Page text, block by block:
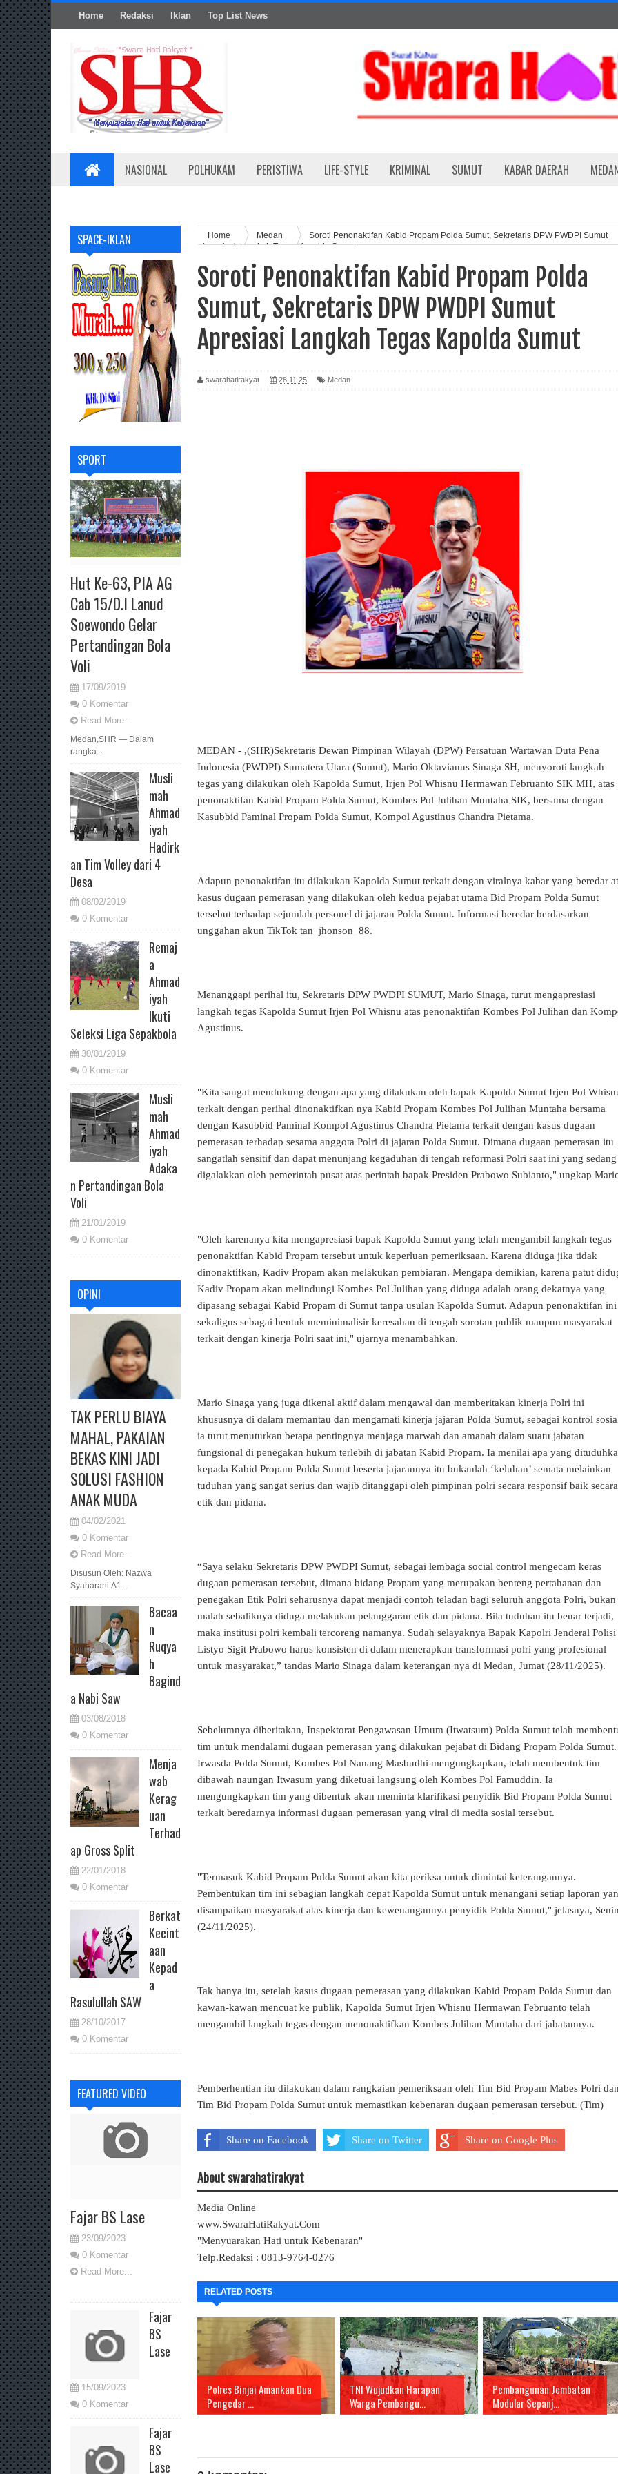
Home Redaksi Iklan Top List News
NASIONAL POLHUKAM PERISTIWA LIFE-STYLE KRIMINAL SUMUT KABAR DAERAH
SPACE-IKLAN
SPORT
Hut Ke-63, PIA AG
Cab 15/D.I Lanud
Soewondo Gelar
Pertandingan Bola
Voli
17/09/2019
0 Komentar
Read More...
Medan,SHR — Dalam
rangka...
Musli
mah
Ahmad
iyah
Hadirk
an Tim Volley dari 4
Desa
08/02/2019
0 Komentar
Remaj
a
Ahmad
iyah
Ikuti
Seleksi Liga Sepakbola
30/01/2019
0 Komentar
Musli
mah
Ahmad
iyah
Adaka
n Pertandingan Bola
Voli
21/01/2019
0 Komentar
OPINI
TAK PERLU BIAYA
MAHAL, PAKAIAN
BEKAS KINI JADI
SOLUSI FASHION
ANAK MUDA
04/02/2021
0 Komentar
Read More...
Disusun Oleh: Nazwa
Syaharani.A1...
Bacaa
n
Ruqya
h
Bagind
a Nabi Saw
03/08/2018
0 Komentar
Menja
wab
Kerag
uan
Terhad
ap Gross Split
22/01/2018
0 Komentar
Berkat
Kecint
aan
Kepad
a
Rasulullah SAW
28/10/2017
0 Komentar
FEATURED VIDEO
Fajar BS Lase
23/09/2023
0 Komentar
Read More...
Fajar
BS
Lase
15/09/2023
0 Komentar
Fajar
BS
Lase
Home Medan
Soroti Penonaktifan Kabid Propam Polda Sumut, Sekretaris DPW PWDPI Sumut
Apresiasi Langkah Tegas Kapolda Sumut
Soroti Penonaktifan Kabid Propam Polda
Sumut, Sekretaris DPW PWDPI Sumut
Apresiasi Langkah Tegas Kapolda Sumut
swarahatirakyat 28.11.25 Medan
MEDAN - ,(SHR)Sekretaris Dewan Pimpinan Wilayah (DPW) Persatuan Wartawan Duta Pena
Indonesia (PWDPI) Sumatera Utara (Sumut), Mario Oktavianus Sinaga SH, menyoroti langkah
tegas yang dilakukan oleh Kapolda Sumut, Irjen Pol Whisnu Hermawan Februanto SIK MH, atas
penonaktifan Kabid Propam Polda Sumut, Kombes Pol Julihan Muntaha SIK, bersama dengan
Kasubbid Paminal Propam Polda Sumut, Kompol Agustinus Chandra Pietama.
Adapun penonaktifan itu dilakukan Kapolda Sumut terkait dengan viralnya kabar yang beredar
kasus dugaan pemerasan yang dilakukan oleh kedua pejabat utama Bid Propam Polda Sumut
tersebut terhadap sejumlah personel di jajaran Polda Sumut. Informasi beredar berdasarkan
unggahan akun TikTok tan_jhonson_88.
Menanggapi perihal itu, Sekretaris DPW PWDPI SUMUT, Mario Sinaga, turut mengapresiasi
langkah tegas Kapolda Sumut Irjen Pol Whisnu atas penonaktifan Kombes Pol Julihan dan
Agustinus.
"Kita sangat mendukung dengan apa yang dilakukan oleh bapak Kapolda Sumut Irjen Pol
terkait dengan perihal dinonaktifkan nya Kabid Propam Kombes Pol Julihan Muntaha bersama
dengan Kasubbid Paminal Kompol Agustinus Chandra Pietama terkait dengan kasus dugaan
pemerasan terhadap sesama anggota Polri di jajaran Polda Sumut. Dimana dugaan pemerasan itu
sangatlah sensitif dan dapat menunjang kegaduhan di tengah reformasi Polri saat ini yang sedang
digalakkan oleh pemerintah pusat atas perintah bapak Presiden Prabowo Subianto," ungkap
"Oleh karenanya kita mengapresiasi bapak Kapolda Sumut yang telah mengambil langkah tegas
penonaktifan Kabid Propam tersebut untuk keperluan pemeriksaan. Karena diduga jika tidak
dinonaktifkan, Kadiv Propam akan melakukan pembiaran. Mengapa demikian, karena patut
Kadiv Propam akan melindungi Kombes Pol Julihan yang diduga adalah orang dekatnya yang
dipasang sebagai Kabid Propam di Sumut tanpa usulan Kapolda Sumut. Adapun penonaktifan ini
sekaligus sebagai bentuk meminimalisir keresahan di tengah sorotan publik maupun masyarakat
terkait dengan kinerja Polri saat ini," ujarnya menambahkan.
Mario Sinaga yang juga dikenal aktif dalam mengawal dan memberitakan kinerja Polri ini
khususnya di dalam memantau dan mengamati kinerja jajaran Polda Sumut, sebagai kontrol
ia turut menuturkan betapa pentingnya menjaga marwah dan amanah dalam suatu jabatan
fungsional di penegakan hukum terlebih di jabatan Kabid Propam. Ia menilai apa yang
kepada Kabid Propam Polda Sumut beserta jajarannya itu bukanlah ‘keluhan’ semata melainkan
tuduhan yang sangat serius dan wajib ditanggapi oleh pimpinan polri secara responsif baik secara
etik dan pidana.
“Saya selaku Sekretaris DPW PWDPI Sumut, sebagai lembaga social control mengecam keras
dugaan pemerasan tersebut, dimana bidang Propam yang merupakan benteng pertahanan dan
penegakan Etik Polri seharusnya dapat menjadi contoh teladan bagi seluruh anggota Polri, bukan
malah sebaliknya diduga melakukan pelanggaran etik dan pidana. Bila tuduhan itu benar terjadi,
maka institusi polri kembali tercoreng namanya. Sudah selayaknya Bapak Kapolri Jenderal Polisi
Listyo Sigit Prabowo harus konsisten di dalam menerapkan transformasi polri yang profesional
untuk masyarakat,” tandas Mario Sinaga dalam keterangan nya di Medan, Jumat (28/11/2025).
Sebelumnya diberitakan, Inspektorat Pengawasan Umum (Itwatsum) Polda Sumut telah
tim untuk mendalami dugaan pemerasan yang dilakukan pejabat di Bidang Propam Polda Sumut.
Irwasda Polda Sumut, Kombes Pol Nanang Masbudhi mengungkapkan, telah membentuk tim
dibawah naungan Itwasum yang diketuai langsung oleh Kombes Pol Famuddin. Ia
mengungkapkan tim yang dibentuk akan meminta klarifikasi penyidik Bid Propam Polda Sumut
terkait beredarnya informasi dugaan pemerasan yang viral di media sosial tersebut.
"Termasuk Kabid Propam Polda Sumut akan kita periksa untuk dimintai keterangannya.
Pembentukan tim ini sebagian langkah cepat Kapolda Sumut untuk menangani setiap laporan
disampaikan masyarakat atas kinerja dan kewenangannya penyidik Polda Sumut," jelasnya,
(24/11/2025).
Tak hanya itu, setelah kasus dugaan pemerasan yang dilakukan Kabid Propam Polda Sumut dan
kawan-kawan mencuat ke publik, Kapolda Sumut Irjen Whisnu Hermawan Februanto telah
mengambil langkah tegas dengan menonaktifkan Kombes Julihan Muntaha dari jabatannya.
Pemberhentian itu dilakukan dalam rangkaian pemeriksaan oleh Tim Bid Propam Mabes Polri
Tim Bid Propam Polda Sumut untuk memastikan kebenaran dugaan pemerasan tersebut. (Tim)
Share on Facebook Share on Twitter Share on Google Plus
About swarahatirakyat
Media Online
www.SwaraHatiRakyat.Com
"Menyuarakan Hati untuk Kebenaran"
Telp.Redaksi : 0813-9764-0276
RELATED POSTS
Polres Binjai Amankan Dua
Pengedar ...
TNI Wujudkan Harapan
Warga Pembangu...
Pembangunan Jembatan
Modular Sepanj...